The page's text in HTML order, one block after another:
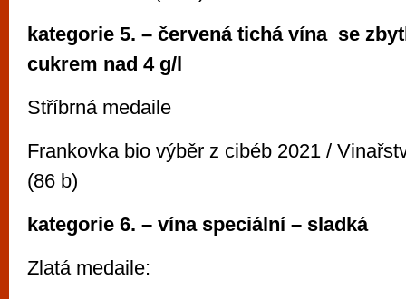
kategorie 5. – červená tichá vína se
cukrem nad 4 g/l
Stříbrná medaile
Frankovka bio výběr z cibéb 2021 /
(86 b)
kategorie 6. – vína speciální – sladká
Zlatá medaile: